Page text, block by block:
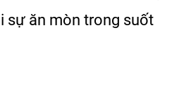
sự ăn mòn trong suốt